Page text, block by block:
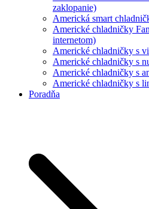
zaklopanie)
Americká smart
Americké chladničky
internetom)
Americké chladničky s
Americké chladničky s
Americké chladničky s
Americké chladničky s
Poradňa